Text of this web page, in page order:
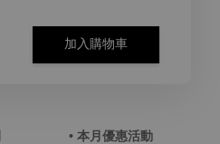
加入購物車
• 本月優惠活動